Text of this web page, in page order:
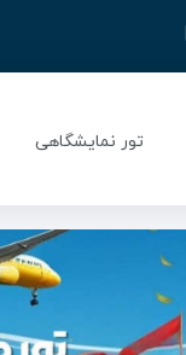
تور نمایشگاهی